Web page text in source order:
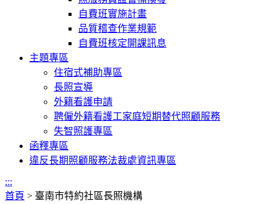
自費班實施計畫
品質稽查作業規範
自費班核定開課訊息
主題專區
住宿式補助專區
長照宣導
外籍看護申請
聘僱外籍看護工家庭短期替代照顧服務
失智照護專區
函釋專區
違反長期照顧服務法裁處資訊專區
:::
首頁 > 臺南市特約社區長照機構